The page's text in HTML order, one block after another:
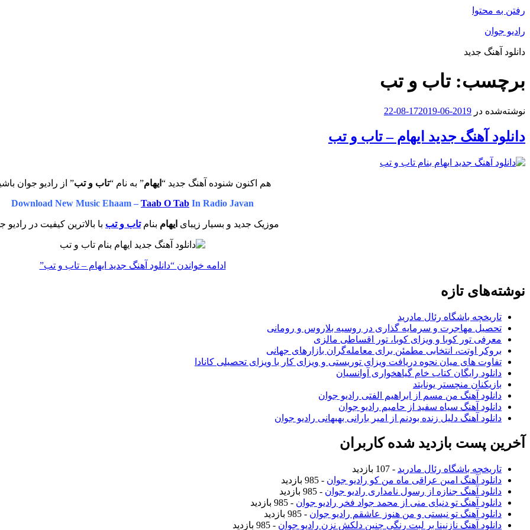
رفتن به محتوا
رادیو جوان
دانلود آهنگ جدید
برچسب:تاب و تب
نوشته‌شده در 2019-06-17
2019-08-22
دانلود آهنگ جدید ایهام – تاب و تب
هم اکنون شنوده آهنگ جدید “ ایهام” به نام “تاب و تب” از رادیو جوان
Download New Music Ehaam – Taab O Tab In Radio Javan
موزیک جدید و بسیار زیبای ایهام بنامتاب و تب با بالاترین کیفیت در رادیو
ادامه خواندن “دانلود آهنگ جدید ایهام – تاب و تب”
نوشته‌های تازه
تاریخچه باشگاه رئال مادرید
تحصیل مهاجرت و سرمایه گذاری در روسیه بلاروس و رومانی
معرفی تور کوبا و ویزای کوبا، تور اقساطی مالزی
بروکر اوتت، انتخابی مطمئن برای معامله‌گران بازارهای جهانی
تفاوت های میان نحوه دریافت ویزای توریستی و ویزای کار با ویزای تحصیلی کانادا
دانلود رایگان کتاب خام گیاهخواری آوانسیان
بازیکنان منچستر یونایتد
دانلود آهنگ من مسم از ابراهیم الفتی رادیو جوان
دانلود آهنگ سیاه سفید از حامیم رادیو جوان
دانلود آهنگ دلیل زنده بودنم از امیر بارانی بهبهانی رادیو جوان
آخرین پست بازدید شده کاربران
تاریخچه باشگاه رئال مادرید - 107 بازدید
دانلود آهنگ امین عراقی ماه من کو رادیو جوان - 985 بازدید
دانلود آهنگ جنازه از رسول نامداری رادیو جوان - 985 بازدید
دانلود آهنگ تو دنیای منی از محمد جواد فخر رادیو جوان - 985 بازدید
دانلود آهنگ تو نیستی و من هنوز عاشقم رادیو جوان - 985 بازدید
دانلود آهنگ نازنینا بر لبت رنگی چنین دلکش نزن رادیو جوان - 985 بازدید